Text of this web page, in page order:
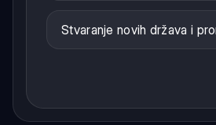
Stvaranje novih država i